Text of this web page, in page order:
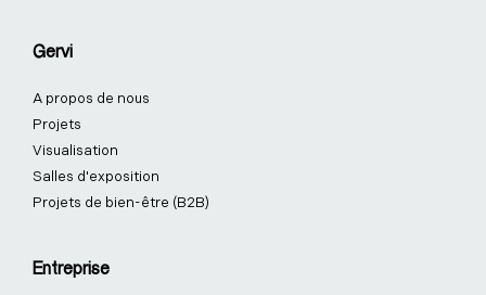
Gervi
A propos de nous
Projets
Visualisation
Salles d'exposition
Projets de bien-être (B2B)
Entreprise